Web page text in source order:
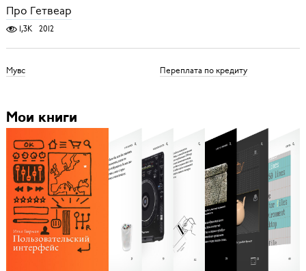
Про Гетвеар
1,3K 2012
Мувс Переплата по кредиту
Мои книги